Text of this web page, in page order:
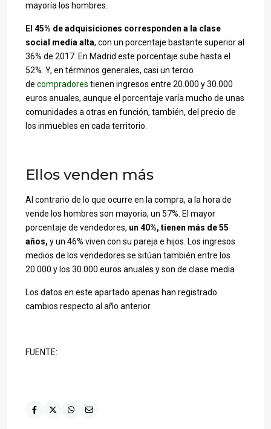
mayoría los hombres.
El 45% de adquisiciones corresponden a la clase
social media alta, con un porcentaje bastante superior al
36% de 2017. En Madrid este porcentaje sube hasta el
52%. Y, en términos generales, casi un tercio
de compradores tienen ingresos entre 20.000 y 30.000
euros anuales, aunque el porcentaje varía mucho de unas
comunidades a otras en función, también, del precio de
los inmuebles en cada territorio.
Ellos venden más
Al contrario de lo que ocurre en la compra, a la hora de
vende los hombres son mayoría, un 57%. El mayor
porcentaje de vendedores, un 40%, tienen más de 55
años, y un 46% viven con su pareja e hijos. Los ingresos
medios de los vendedores se sitúan también entre los
20.000 y los 30.000 euros anuales y son de clase media
Los datos en este apartado apenas han registrado
cambios respecto al año anterior.
FUENTE: